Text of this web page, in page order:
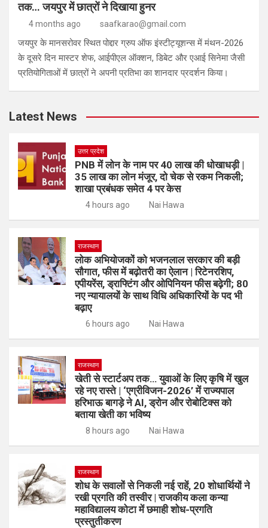
तक… जयपुर में छात्रों ने दिखाया हुनर
4 months ago saafkarao@gmail.com
जयपुर के मानसरोवर स्थित पोद्दार ग्रुप ऑफ इंस्टीट्यूशन्स में मंथन-2026
के दूसरे दिन मास्टर शेफ, आईपीएल ऑक्शन, डिबेट और एआई सिनेमा जैसी
प्रतियोगिताओं में छात्रों ने अपनी प्रतिभा का शानदार प्रदर्शन किया।
Latest News
उत्तर प्रदेश
PNB में लोन के नाम पर 40 लाख की धोखाधड़ी |
35 लाख का लोन मंजूर, दो चेक से रकम निकली;
शाखा प्रबंधक समेत 4 पर केस
4 hours ago Nai Hawa
राजस्थान
लोक अभियोजकों को भजनलाल सरकार की बड़ी
सौगात, फीस में बढ़ोतरी का ऐलान | रिटेनरशिप,
एपीयरेंस, ड्राफ्टिंग और ओपिनियन फीस बढ़ेगी; 80
नए न्यायालयों के साथ विधि अधिकारियों के पद भी
बढ़ाए
6 hours ago Nai Hawa
राजस्थान
खेती से स्टार्टअप तक… युवाओं के लिए कृषि में खुल
रहे नए रास्ते | ‘एग्रीविजन-2026’ में राज्यपाल
हरिभाऊ बागड़े ने AI, ड्रोन और रोबोटिक्स को
बताया खेती का भविष्य
8 hours ago Nai Hawa
राजस्थान
शोध के सवालों से निकली नई राहें, 20 शोधार्थियों ने
रखी प्रगति की तस्वीर | राजकीय कला कन्या
महाविद्यालय कोटा में छमाही शोध-प्रगति
प्रस्तुतीकरण